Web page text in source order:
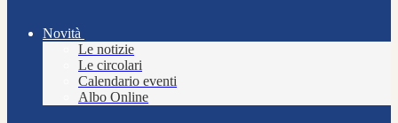
Novità
Le notizie
Le circolari
Calendario eventi
Albo Online